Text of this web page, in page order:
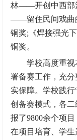
林——开创中西部
——留住民间戏曲
铜奖;《焊接强光
铜奖。
学校高度重
署备赛工作，充
实保障。学校践
创备赛模式，各
报了9800余个项
在项目培育、学